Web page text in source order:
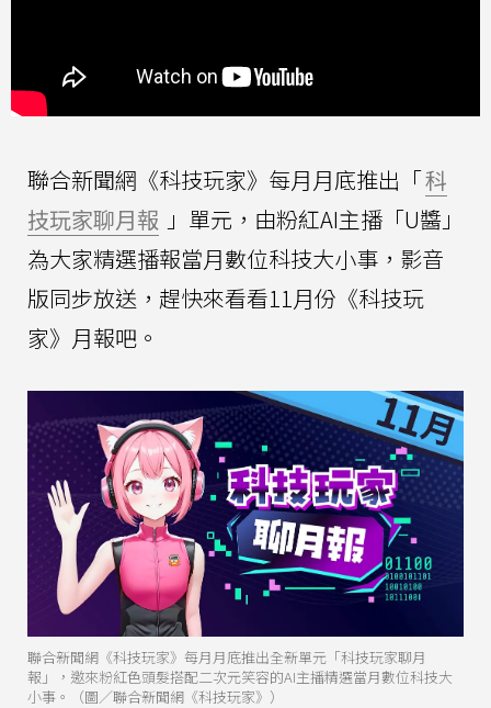
聯合新聞網《科技玩家》每月月底推出「科
技玩家聊月報 」單元，由粉紅AI主播「U醬」
為大家精選播報當月數位科技大小事，影音
版同步放送，趕快來看看11月份《科技玩
家》月報吧。
聯合新聞網《科技玩家》每月月底推出全新單元「科技玩家聊月
報」，邀來粉紅色頭髮搭配二次元笑容的AI主播精選當月數位科技大
小事。（圖／聯合新聞網《科技玩家》）